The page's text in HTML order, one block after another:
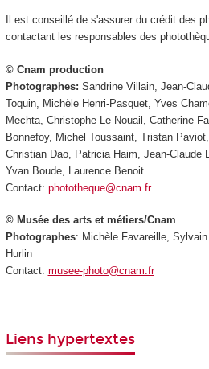
Il est conseillé de s'assurer du crédit des
contactant les responsables des
© Cnam production
Photographes: Sandrine Villain, Jean-
Toquin, Michèle Henri-Pasquet, Yves
Mechta, Christophe Le Nouail, Catherine
Bonnefoy, Michel Toussaint, Tristan
Christian Dao, Patricia Haim, Jean-Claude
Yvan Boude, Laurence Benoit
Contact: phototheque@cnam.fr
© Musée des arts et métiers/Cnam
Photographes: Michèle Favareille,
Hurlin
Contact: musee-photo@cnam.fr
Liens hypertextes